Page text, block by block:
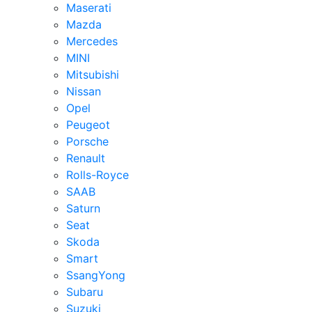
Maserati
Mazda
Mercedes
MINI
Mitsubishi
Nissan
Opel
Peugeot
Porsche
Renault
Rolls-Royce
SAAB
Saturn
Seat
Skoda
Smart
SsangYong
Subaru
Suzuki